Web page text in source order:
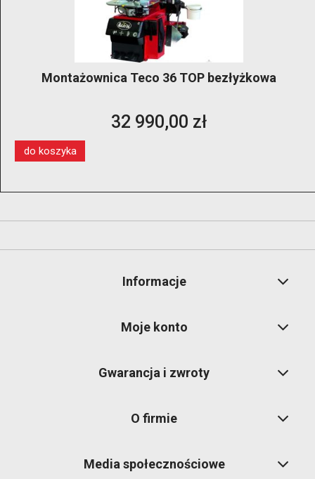
Montażownica Teco 36 TOP bezłyżkowa
32 990,00 zł
do koszyka
Informacje
Moje konto
Gwarancja i zwroty
O firmie
Media społecznościowe